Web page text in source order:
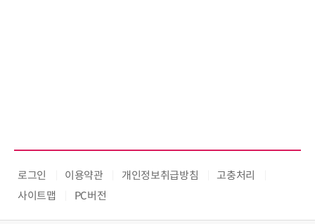
로그인 이용약관 개인정보취급방침
고충처리
사이트맵
PC버전